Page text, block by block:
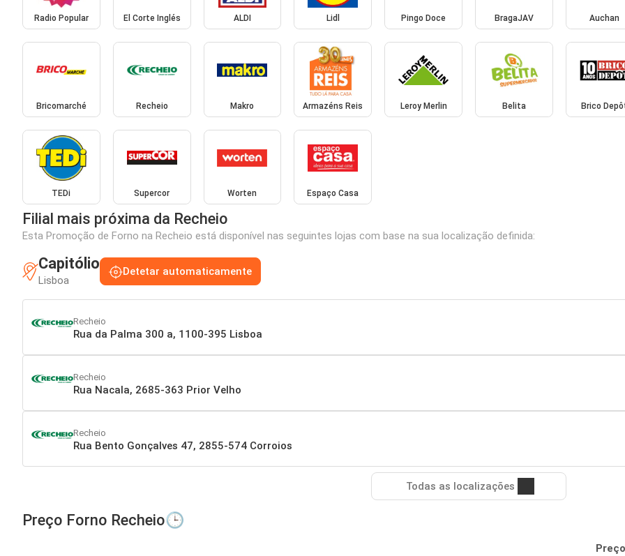
Radio Popular El Corte Inglés ALDI Lidl Pingo Doce BragaJAV Auchan
Bricomarché Recheio Makro Armazéns Reis Leroy Merlin Belita Brico
TEDi Supercor Worten Espaço Casa
Filial mais próxima da Recheio
Esta Promoção de Forno na Recheio está disponível nas seguintes lojas com base na sua localização definida:
Capitólio
Lisboa
Detetar automaticamente
Recheio
Rua da Palma 300 a, 1100-395 Lisboa
Recheio
Rua Nacala, 2685-363 Prior Velho
Recheio
Rua Bento Gonçalves 47, 2855-574 Corroios
Todas as localizações
Preço Forno Recheio🕒
Preço